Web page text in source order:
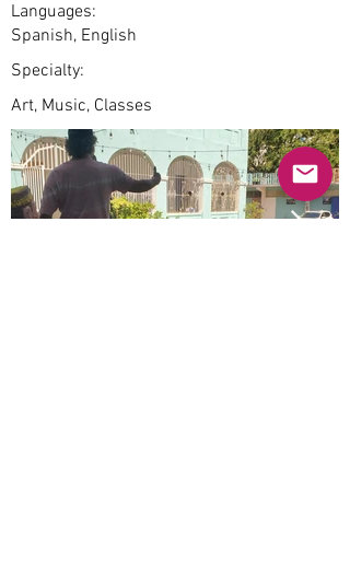
Languages:
Spanish, English
Specialty:
Art, Music, Classes